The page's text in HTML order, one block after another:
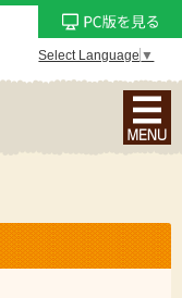
Select Language ▼
ナ
ビ
ョ
ン